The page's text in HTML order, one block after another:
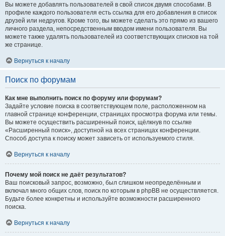
Вы можете добавлять пользователей в свой список двумя способами. В
профиле каждого пользователя есть ссылка для его добавления в список
друзей или недругов. Кроме того, вы можете сделать это прямо из вашего
личного раздела, непосредственным вводом имени пользователя. Вы
можете также удалять пользователей из соответствующих списков на той
же странице.
Вернуться к началу
Поиск по форумам
Как мне выполнить поиск по форуму или форумам?
Задайте условие поиска в соответствующем поле, расположенном на
главной странице конференции, страницах просмотра форума или темы.
Вы можете осуществить расширенный поиск, щёлкнув по ссылке
«Расширенный поиск», доступной на всех страницах конференции.
Способ доступа к поиску может зависеть от используемого стиля.
Вернуться к началу
Почему мой поиск не даёт результатов?
Ваш поисковый запрос, возможно, был слишком неопределённым и
включал много общих слов, поиск по которым в phpBB не осуществляется.
Будьте более конкретны и используйте возможности расширенного
поиска.
Вернуться к началу